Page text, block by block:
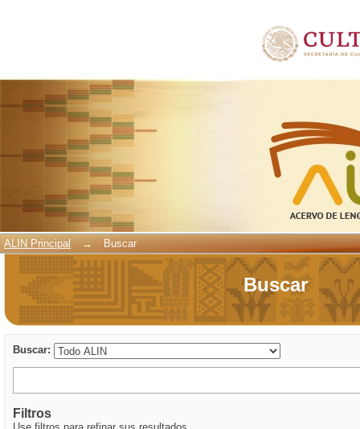
ALIN Principal → Buscar
Buscar
Buscar:
Filtros